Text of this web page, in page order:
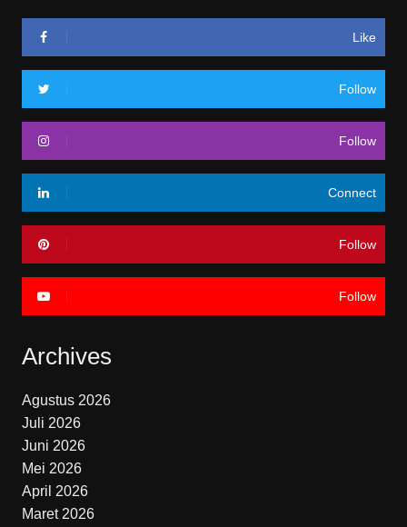
Like
Follow
Follow
Connect
Follow
Follow
Archives
Agustus 2026
Juli 2026
Juni 2026
Mei 2026
April 2026
Maret 2026